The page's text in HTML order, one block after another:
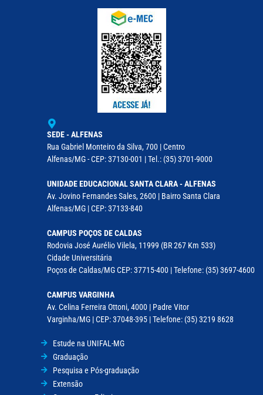
SEDE - ALFENAS
Rua Gabriel Monteiro da Silva, 700 | Centro
Alfenas/MG - CEP: 37130-001 | Tel.: (35) 3701-9000
UNIDADE EDUCACIONAL SANTA CLARA - ALFENAS
Av. Jovino Fernandes Sales, 2600 | Bairro Santa Clara
Alfenas/MG | CEP: 37133-840
CAMPUS POÇOS DE CALDAS
Rodovia José Aurélio Vilela, 11999 (BR 267 Km 533)
Cidade Universitária
Poços de Caldas/MG CEP: 37715-400 | Telefone: (35) 3697-4600
CAMPUS VARGINHA
Av. Celina Ferreira Ottoni, 4000 | Padre Vitor
Varginha/MG | CEP: 37048-395 | Telefone: (35) 3219 8628
Estude na UNIFAL-MG
Graduação
Pesquisa e Pós-graduação
Extensão